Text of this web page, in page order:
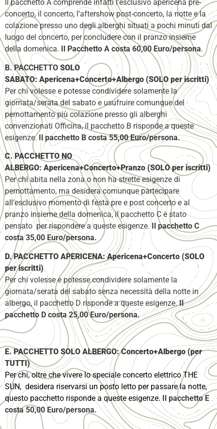
Il pacchetto A comprende infatti l’esclusivo apericena pre-
concerto, il concerto, l’aftershow post-concerto, la notte e la
colazione presso uno degli alberghi situati a pochi minuti dal
luogo del concerto, per concludere con il pranzo insieme
della domenica.
Il Pacchetto A costa 60,00 Euro/persona.
B. PACCHETTOSOLO
SABATO:Apericena+Concerto+Albergo (SOLO per iscritti)
Per chi volesse e potesse condividere solamente la
giornata/serata del sabato e usufruire comunque del
pernottamento più colazione presso gli alberghi
convenzionati Officina, il pacchetto B risponde a queste
esigenze.Il pacchetto B costa 55,00 Euro/persona.
C. PACCHETTO NO
ALBERGO: Apericena+Concerto+Pranzo (SOLO per iscritti)
Per chi abita nella zona o non ha strette esigenze di
pernottamento, ma desidera comunque partecipare
all’esclusivo momento di festa pre e post concerto e al
pranzo insieme della domenica, il pacchetto C è stato
pensato per rispondere a queste esigenze.Il pacchetto C
costa 35,00 Euro/persona.
D. PACCHETTO APERICENA:Apericena+Concerto (SOLO
per iscritti)
Per chi volesse e potesse condividere solamente la
giornata/serata del sabato senza necessità della notte in
albergo, il pacchetto D risponde a queste esigenze.Il
pacchetto D costa 25,00 Euro/persona.
E. PACCHETTO SOLO ALBERGO:Concerto+Albergo (per
TUTTI)
Per chi, oltre che vivere lo speciale concerto elettrico THE
SUN, desidera riservarsi un posto letto per passare la notte,
questo pacchetto risponde a queste esigenze.
Il pacchetto E
costa 50,00 Euro/persona.